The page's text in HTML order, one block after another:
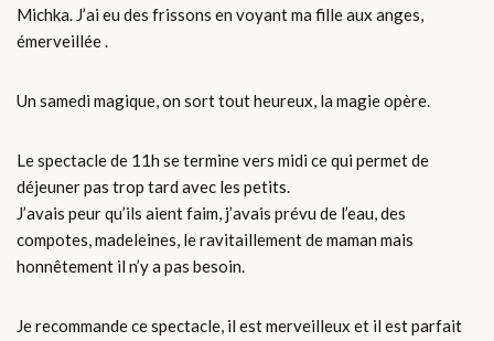
Michka. J’ai eu des frissons en voyant ma fille aux anges,
émerveillée .
Un samedi magique, on sort tout heureux, la magie opère.
Le spectacle de 11h se termine vers midi ce qui permet de
déjeuner pas trop tard avec les petits.
J’avais peur qu’ils aient faim, j’avais prévu de l’eau, des
compotes, madeleines, le ravitaillement de maman mais
honnêtement il n’y a pas besoin.
Je recommande ce spectacle, il est merveilleux et il est parfait